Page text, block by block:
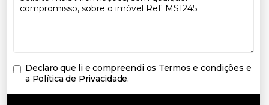
Declaro que li e compreendi os Termos e condições e
a Política de Privacidade.